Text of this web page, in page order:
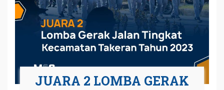
JUARA 2 LOMBA GERAK